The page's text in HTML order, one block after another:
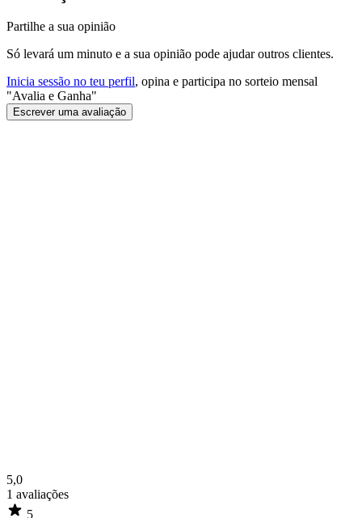
Partilhe a sua opinião
Só levará um minuto e a sua opinião pode ajudar outros clientes.
Inicia sessão no teu perfil, opina e participa no sorteio mensal
"Avalia e Ganha"
Escrever uma avaliação
5,0
1 avaliações
5